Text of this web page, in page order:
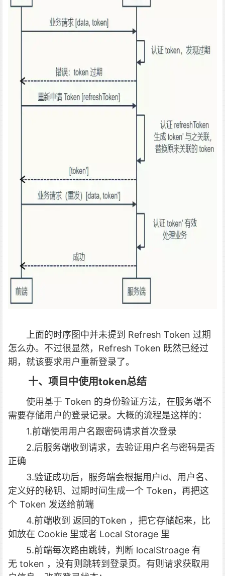
上面的时序图中并未提到 Refresh Token 过期
怎么办。不过很显然，Refresh Token 既然已经过
期，就该要求用户重新登录了。
十、项目中使用token总结
使用基于 Token 的身份验证方法，在服务端不
需要存储用户的登录记录。大概的流程是这样的：
1.前端使用用户名跟密码请求首次登录
2.后服务端收到请求，去验证用户名与密码是否
正确
3.验证成功后，服务端会根据用户id、用户名、
定义好的秘钥、过期时间生成一个 Token，再把这
个 Token 发送给前端
4.前端收到 返回的Token ，把它存储起来，比
如放在 Cookie 里或者 Local Storage 里
5.前端每次路由跳转，判断 localStroage 有
无 token ，没有则跳转到登录页。有则请求获取用